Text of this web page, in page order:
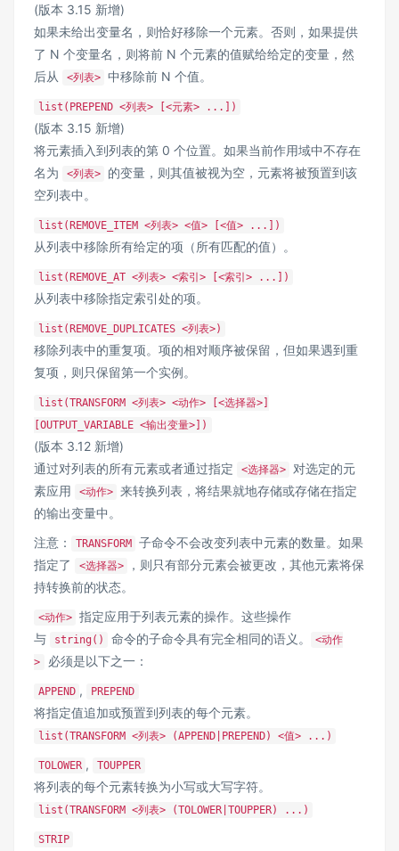
(版本 3.15 新增)
如果未给出变量名，则恰好移除一个元素。否则，如果提供
了 N 个变量名，则将前 N 个元素的值赋给给定的变量，然
后从
<列表> 中移除前 N 个值。
list(PREPEND <列表> [<元素> ...])
(版本 3.15 新增)
将元素插入到列表的第 0 个位置。如果当前作用域中不存在
名为
<列表>
的变量，则其值被视为空，元素将被预置到该
空列表中。
list(REMOVE_ITEM <列表> <值> [<值> ...])
从列表中移除所有给定的项（所有匹配的值）。
list(REMOVE_AT <列表> <索引> [<索引> ...])
从列表中移除指定索引处的项。
list(REMOVE_DUPLICATES <列表>)
移除列表中的重复项。项的相对顺序被保留，但如果遇到重
复项，则只保留第一个实例。
list(TRANSFORM <列表> <动作> [<选择器>]
[OUTPUT_VARIABLE <输出变量>])
(版本 3.12 新增)
通过对列表的所有元素或者通过指定
<选择器>
对选定的元
素应用
<动作> 来转换列表，将结果就地存储或存储在指定
的输出变量中。
注意：
TRANSFORM 子命令不会改变列表中元素的数量。如果
指定了
<选择器>
，则只有部分元素会被更改，其他元素将保
持转换前的状态。
<动作> 指定应用于列表元素的操作。这些操作
与
string() 命令的子命令具有完全相同的语义。
<动作
>
必须是以下之一：
APPEND , PREPEND
将指定值追加或预置到列表的每个元素。
list(TRANSFORM <列表> (APPEND|PREPEND) <值> ...)
TOLOWER , TOUPPER
将列表的每个元素转换为小写或大写字符。
list(TRANSFORM <列表> (TOLOWER|TOUPPER) ...)
STRIP